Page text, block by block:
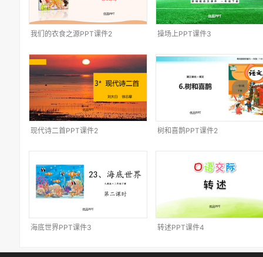
我们的衣食之源PPT课件2 操场上PPT课件3
现代诗二首PPT课件2 树和喜鹊PPT课件2
海底世界PPT课件3 转述PPT课件4